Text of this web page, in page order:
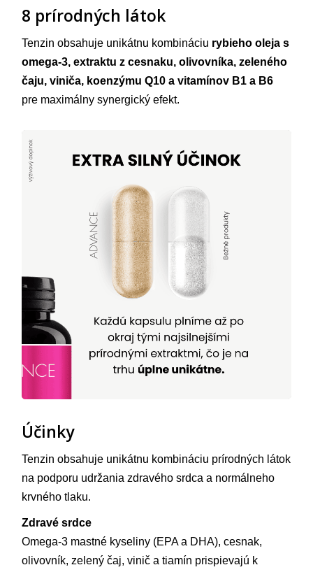
8 prírodných látok
Tenzin obsahuje unikátnu kombináciu rybieho oleja s
omega-3, extraktu z cesnaku, olivovníka, zeleného
čaju, viniča, koenzýmu Q10 a vitamínov B1 a B6
pre maximálny synergický efekt.
Účinky
Tenzin obsahuje unikátnu kombináciu prírodných látok
na podporu udržania zdravého srdca a normálneho
krvného tlaku.
Zdravé srdce
Omega-3 mastné kyseliny (EPA a DHA), cesnak,
olivovník, zelený čaj, vinič a tiamín prispievajú k